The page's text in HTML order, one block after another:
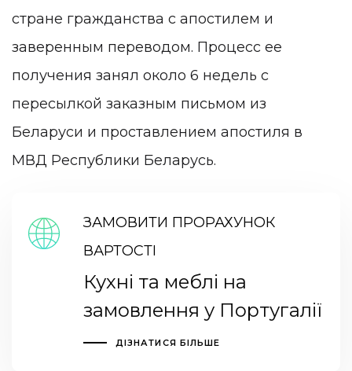
стране гражданства с апостилем и
заверенным переводом. Процесс ее
получения занял около 6 недель с
пересылкой заказным письмом из
Беларуси и проставлением апостиля в
МВД Республики Беларусь.
ЗАМОВИТИ ПРОРАХУНОК
ВАРТОСТІ
Кухні та меблі на
замовлення у Португалії
ДІЗНАТИСЯ БІЛЬШЕ